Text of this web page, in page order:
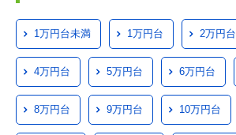
1万円台未満 1万円台 2万円台
4万円台 5万円台 6万円台
8万円台 9万円台 10万円台